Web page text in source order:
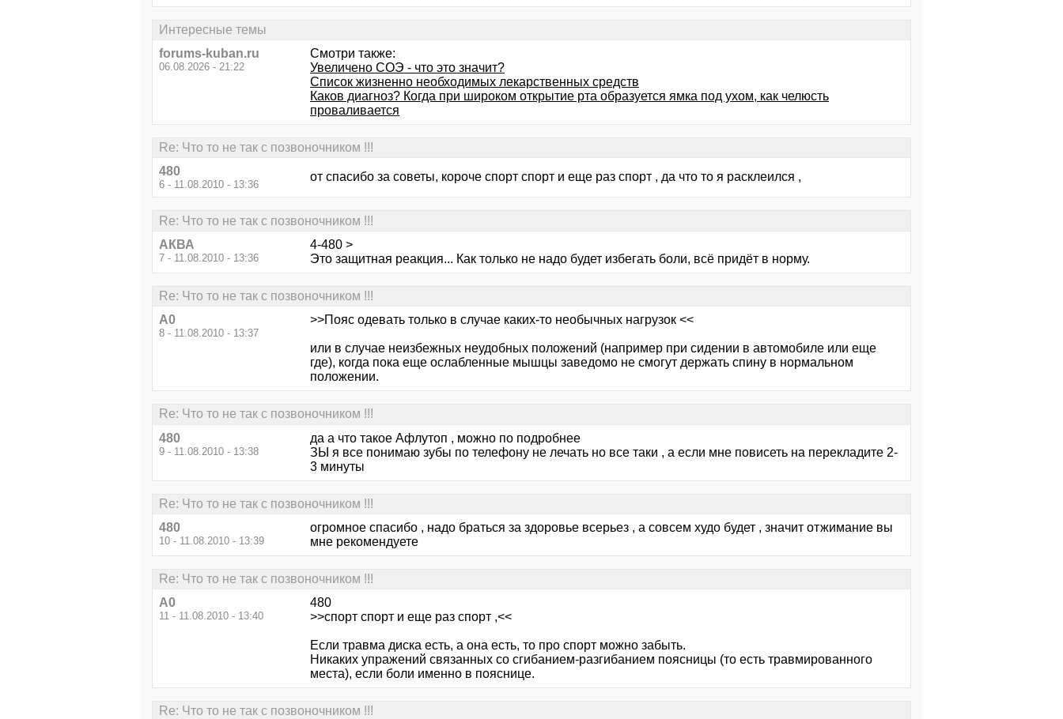
Интересные темы
forums-kuban.ru
06.08.2026 - 21:22
Смотри также:
Увеличено СОЭ - что это значит?
Список жизненно необходимых лекарственных средств
Каков диагноз? Когда при широком открытие рта образуется ямка под ухом, как челюсть
проваливается
Re: Что то не так с позвоночником !!!
480
6 - 11.08.2010 - 13:36
от спасибо за советы, короче спорт спорт и еще раз спорт , да что то я расклеился ,
Re: Что то не так с позвоночником !!!
АКВА
7 - 11.08.2010 - 13:36
4-480 >
Это защитная реакция... Как только не надо будет избегать боли, всё придёт в норму.
Re: Что то не так с позвоночником !!!
А0
8 - 11.08.2010 - 13:37
>>Пояс одевать только в случае каких-то необычных нагрузок <<
или в случае неизбежных неудобных положений (например при сидении в автомобиле или еще
где), когда пока еще ослабленные мышцы заведомо не смогут держать спину в нормальном
положении.
Re: Что то не так с позвоночником !!!
480
9 - 11.08.2010 - 13:38
да а что такое Афлутоп , можно по подробнее
ЗЫ я все понимаю зубы по телефону не лечать но все таки , а если мне повисеть на перекладите 2-
3 минуты
Re: Что то не так с позвоночником !!!
480
10 - 11.08.2010 - 13:39
огромное спасибо , надо браться за здоровье всерьез , а совсем худо будет , значит отжимание вы
мне рекомендуете
Re: Что то не так с позвоночником !!!
А0
11 - 11.08.2010 - 13:40
480
>>спорт спорт и еще раз спорт ,<<
Если травма диска есть, а она есть, то про спорт можно забыть.
Никаких упражений связанных со сгибанием-разгибанием поясницы (то есть травмированного
места), если боли именно в пояснице.
Re: Что то не так с позвоночником !!!